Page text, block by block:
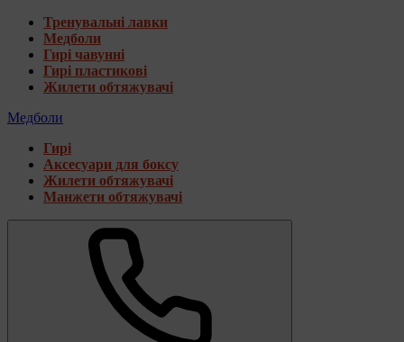
Тренувальні лавки
Медболи
Гирі чавунні
Гирі пластикові
Жилети обтяжувачі
Медболи
Гирі
Аксесуари для боксу
Жилети обтяжувачі
Манжети обтяжувачі